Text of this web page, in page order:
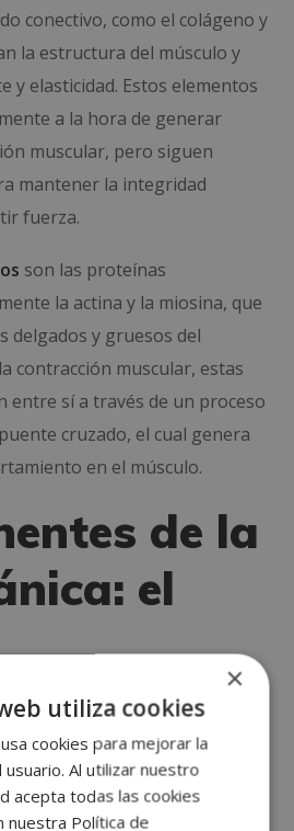
conectivo, como el colágeno y
la estructura del músculo y
y elasticidad. Estos elementos
a la hora de generar
muscular, pero siguen
mantener la integridad
fuerza.
son las proteínas
la actina y la miosina, que
delgados y gruesos del
contracción muscular, estas
entre sí a través de un proceso
cruzado, el cual genera
en el músculo.
de la
el
músculos, los tendones
en la ejecución de
los músculos con los huesos
generada por la contracción
×
utiliza cookies
cookies para mejorar la
usuario. Al utilizar nuestro
acepta todas las cookies
nuestra Política de